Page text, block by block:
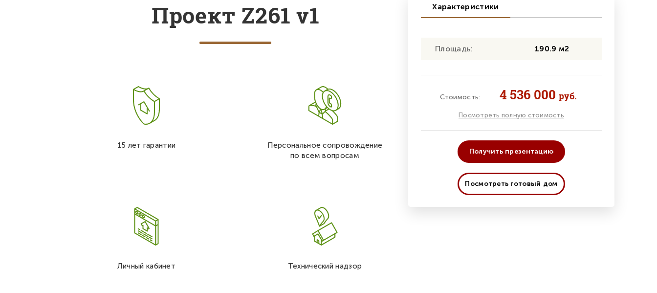
Характеристики
Площадь: 190.9 м2
Стоимость: 4 536 000руб.
Посмотреть полную стоимость
Получить презентацию
Посмотреть готовый дом
Проект Z261 v1
15 лет гарантии
Персональное сопровождение
по всем вопросам
Личный кабинет Технический надзор